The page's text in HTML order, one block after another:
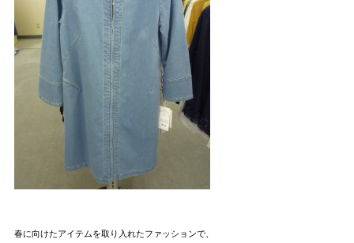
春に向けたアイテムを取り入れたファッションで、